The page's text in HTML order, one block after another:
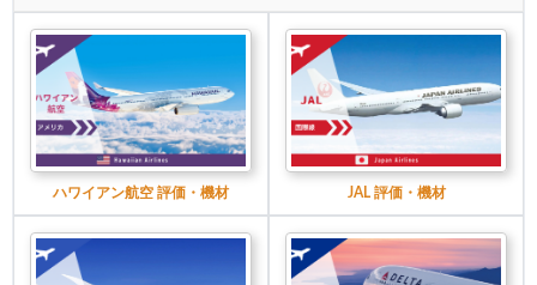
ハワイアン航空 評価・機材 JAL 評価・機材